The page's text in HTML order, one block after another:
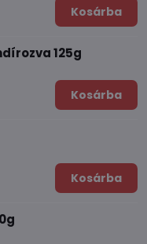
Kosárba
125g
Kosárba
Kosárba